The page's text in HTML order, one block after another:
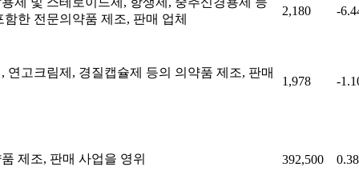
함한 전문의약품 제조, 판매 업체
2,180 -
연고크림제, 경질캡슐제 등의 의약품 제조, 판매
1,978 -
제조, 판매 사업을 영위 392,500